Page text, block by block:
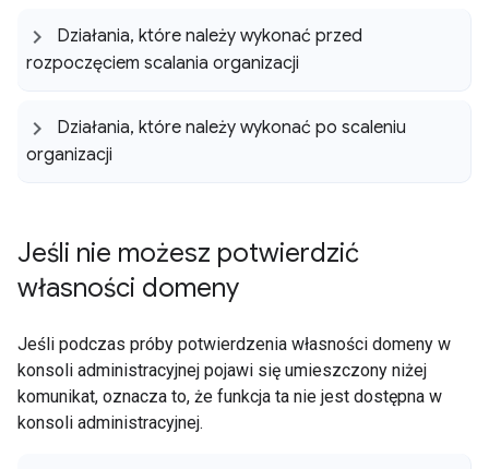
Działania, które należy wykonać przed
rozpoczęciem scalania organizacji
Działania, które należy wykonać po scaleniu
organizacji
Jeśli nie możesz potwierdzić
własności domeny
Jeśli podczas próby potwierdzenia własności domeny w
konsoli administracyjnej pojawi się umieszczony niżej
komunikat, oznacza to, że funkcja ta nie jest dostępna w
konsoli administracyjnej.